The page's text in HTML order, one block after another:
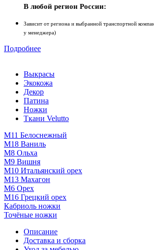
В любой регион России:
Зависит от региона и выбранной транспортной
у менеджера)
Подробнее
Выкрасы
Экокожа
Декор
Патина
Ножки
Ткани Velutto
М11 Белоснежный
М18 Ваниль
M8 Ольха
М9 Вишня
М10 Итальянский орех
М13 Махагон
М6 Орех
М16 Грецкий орех
Кабриоль ножки
Точёные ножки
Описание
Доставка и сборка